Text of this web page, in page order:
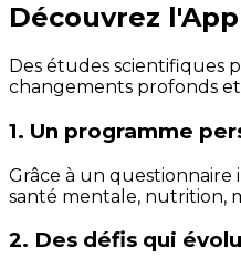
Découvrez
Des études scientifiques
changements profonds
1. Un programme
Grâce à un questionnaire
santé mentale, nutrition,
2. Des défis qui